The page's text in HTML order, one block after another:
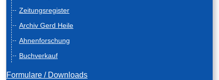
Zeitungsregister
Archiv Gerd Heile
Ahnenforschung
Buchverkauf
Formulare / Downloads